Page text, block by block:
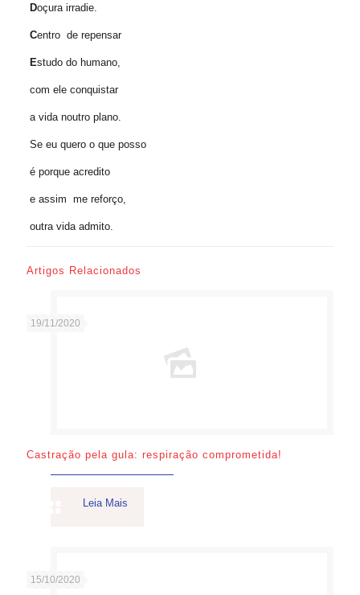
Doçura irradie.
Centro de repensar
Estudo do humano,
com ele conquistar
a vida noutro plano.
Se eu quero o que posso
é porque acredito
e assim me reforço,
outra vida admito.
Artigos Relacionados
19/11/2020
Castração pela gula: respiração comprometida!
Leia Mais
15/10/2020